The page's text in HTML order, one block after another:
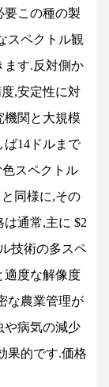
要この種の製
スペクトル観
ます.反対側か
,安定性に対
機関と大規模
ば14ドルまで
色スペクトル
同様に,その
通常,主に $2
技術の多スペ
適度な解像度
な農業管理が
や病気の減少
果的です.価格